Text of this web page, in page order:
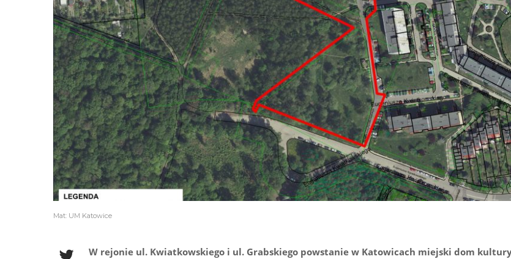
Mat: UM Katowice
W rejonie ul. Kwiatkowskiego i ul. Grabskiego powstanie w Katowicach miejski dom